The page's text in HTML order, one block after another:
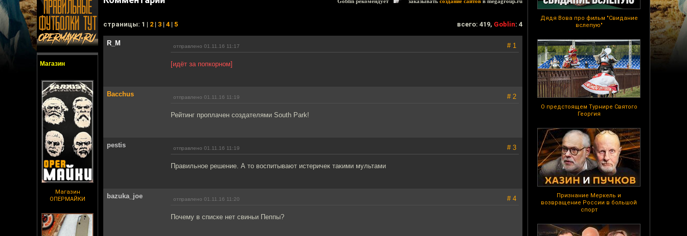
Магазин
Магазин
ОПЕРМАЙКИ
Дядя Вова про фильм "Свидание
вслепую"
О предстоящем Турнире Святого
Георгия
Признание Меркель и
возвращение России в большой
спорт
cтраницы: 1 | 2 | 3 | 4 | 5 всего: 419, Goblin: 4
R_M отправлено 01.11.16 11:17 # 1
[идёт за попкорном]
Bacchus отправлено 01.11.16 11:19 # 2
Рейтинг проплачен создателями South Park!
pestis отправлено 01.11.16 11:19 # 3
Правильное решение. А то воспитывают истеричек такими мультами
bazuka_joe отправлено 01.11.16 11:20 # 4
Почему в списке нет свиньи Пеппы?